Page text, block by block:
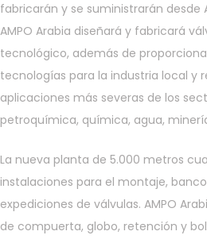
fabricarán y se suministrarán desde
AMPO Arabia diseñará y fabricará
tecnológico, además de
tecnologías para la industria local y
aplicaciones más severas de los
petroquímica, química, agua,
La nueva planta de 5.000 metros
instalaciones para el montaje,
expediciones de válvulas. AMPO
de compuerta, globo, retención y